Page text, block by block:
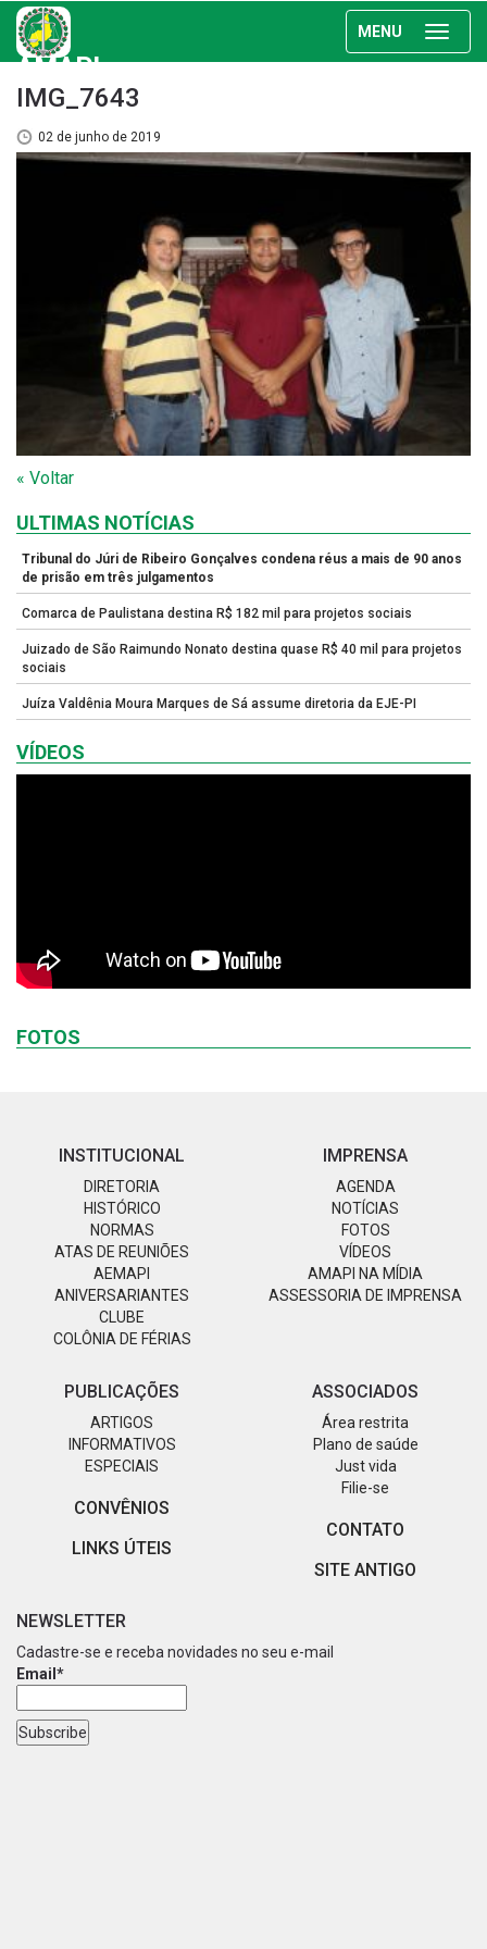
MENU
AMAPI
IMG_7643
02 de junho de 2019
« Voltar
ULTIMAS NOTÍCIAS
Tribunal do Júri de Ribeiro Gonçalves condena réus a mais de 90 anos
de prisão em três julgamentos
Comarca de Paulistana destina R$ 182 mil para projetos sociais
Juizado de São Raimundo Nonato destina quase R$ 40 mil para projetos
sociais
Juíza Valdênia Moura Marques de Sá assume diretoria da EJE-PI
VÍDEOS
FOTOS
INSTITUCIONAL
DIRETORIA
HISTÓRICO
NORMAS
ATAS DE REUNIÕES
AEMAPI
ANIVERSARIANTES
CLUBE
COLÔNIA DE FÉRIAS
IMPRENSA
AGENDA
NOTÍCIAS
FOTOS
VÍDEOS
AMAPI NA MÍDIA
ASSESSORIA DE IMPRENSA
PUBLICAÇÕES
ARTIGOS
INFORMATIVOS
ESPECIAIS
CONVÊNIOS
LINKS ÚTEIS
ASSOCIADOS
Área restrita
Plano de saúde
Just vida
Filie-se
CONTATO
SITE ANTIGO
NEWSLETTER
Cadastre-se e receba novidades no seu e-mail
Email*